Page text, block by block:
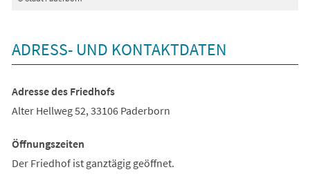
ADRESS- UND KONTAKTDATEN
Adresse des Friedhofs
Alter Hellweg 52, 33106 Paderborn
Öffnungszeiten
Der Friedhof ist ganztägig geöffnet.